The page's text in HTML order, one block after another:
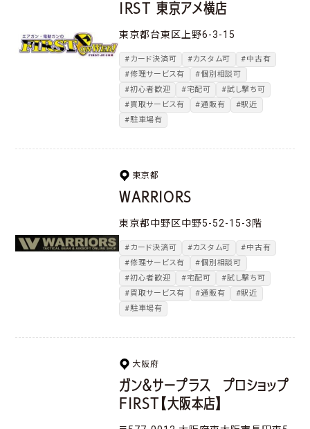
IRST 東京アメ横店
東京都台東区上野6-3-15
#カード決済可 #カスタム可
#中古有
#修理サービス有
#個別相談可
#初心者歓迎
#宅配可
#試し撃ち可
#買取サービス有
#通販有
#駅近
#駐車場有
東京都
WARRIORS
東京都中野区中野5-52-15-3階
#カード決済可 #カスタム可
#中古有
#修理サービス有
#個別相談可
#初心者歓迎
#宅配可
#試し撃ち可
#買取サービス有
#通販有
#駅近
#駐車場有
大阪府
ガン＆サープラス プロショップ
FIRST【大阪本店】